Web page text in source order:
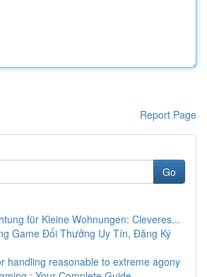
Report Page
Go
für Kleine Wohnungen: Cleveres...
Game Đổi Thưởng Uy Tín, Đăng Ký
handling reasonable to extreme agony